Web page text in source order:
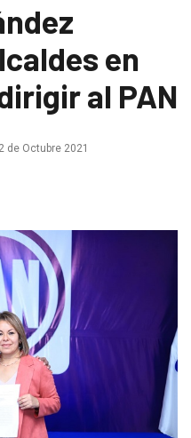
en
al PAN
de Octubre 2021